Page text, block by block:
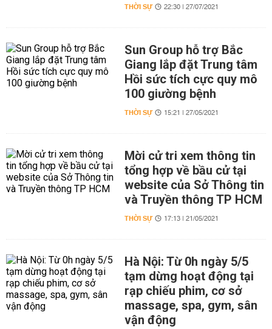
THỜI SỰ 22:30 | 27/07/2021
Sun Group hỗ trợ Bắc
Giang lắp đặt Trung tâm
Hồi sức tích cực quy mô
100 giường bệnh
THỜI SỰ 15:21 | 27/05/2021
Mời cử tri xem thông tin
tổng hợp về bầu cử tại
website của Sở Thông tin
và Truyền thông TP HCM
THỜI SỰ 17:13 | 21/05/2021
Hà Nội: Từ 0h ngày 5/5
tạm dừng hoạt động tại
rạp chiếu phim, cơ sở
massage, spa, gym, sân
vận động